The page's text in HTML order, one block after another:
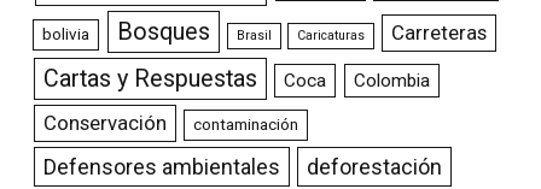
bolivia Bosques Brasil Caricaturas Carreteras
Cartas y Respuestas Coca Colombia
Conservación contaminación
Defensores ambientales deforestación